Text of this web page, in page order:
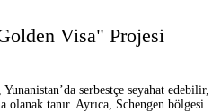
Visa" Projesi
serbestçe seyahat edebilir,
olanak tanır. Ayrıca, Schengen bölgesi